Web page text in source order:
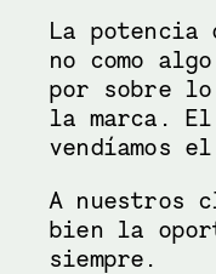
La potencia
no como
por sobre
la marca.
vendíamos
A nuestros
bien la
siempre.